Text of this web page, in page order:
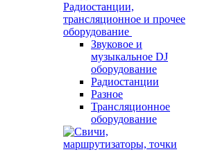
Радиостанции,
трансляционное и прочее
оборудование
Звуковое и
музыкальное DJ
оборудование
Радиостанции
Разное
Трансляционное
оборудование